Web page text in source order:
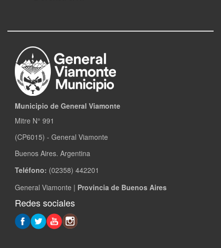
Municipio de General Viamonte
Mitre N° 991
(CP6015) - General Viamonte
Buenos Aires. Argentina
Teléfono: (02358) 442201
General Viamonte | Provincia de Buenos Aires
Redes sociales